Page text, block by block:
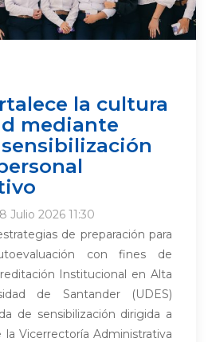
la cultura
mediante
Julio 2026 11:30
de preparación para
con fines de
Institucional en Alta
de Santander (UDES)
de sensibilización dirigida a
la Vicerrectoría Administrativa